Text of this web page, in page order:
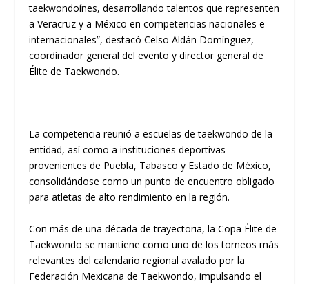
taekwondoínes, desarrollando talentos que representen
a Veracruz y a México en competencias nacionales e
internacionales”, destacó Celso Aldán Domínguez,
coordinador general del evento y director general de
Élite de Taekwondo.
La competencia reunió a escuelas de taekwondo de la
entidad, así como a instituciones deportivas
provenientes de Puebla, Tabasco y Estado de México,
consolidándose como un punto de encuentro obligado
para atletas de alto rendimiento en la región.
Con más de una década de trayectoria, la Copa Élite de
Taekwondo se mantiene como uno de los torneos más
relevantes del calendario regional avalado por la
Federación Mexicana de Taekwondo, impulsando el